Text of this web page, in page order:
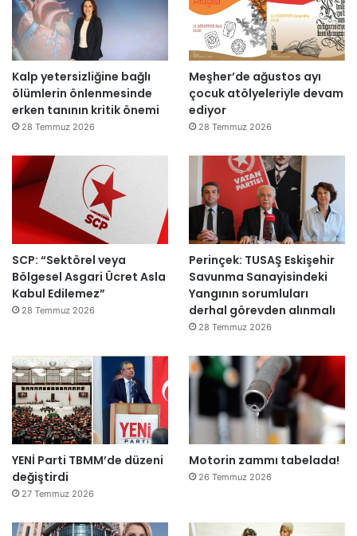
d
n
a
ç
ı
l
d
Kalp yetersizliğine bağlı
ölümlerin önlenmesinde
erken tanının kritik önemi
28 Temmuz 2026
Meşher’de ağustos ayı
çocuk atölyeleriyle devam
ediyor
28 Temmuz 2026
SCP: “Sektörel veya
Bölgesel Asgari Ücret Asla
Kabul Edilemez”
28 Temmuz 2026
Perinçek: TUSAŞ Eskişehir
Savunma Sanayisindeki
Yangının sorumluları
derhal görevden alınmalı
28 Temmuz 2026
YENİ Parti TBMM’de düzeni
değiştirdi
27 Temmuz 2026
Motorin zammı tabelada!
26 Temmuz 2026